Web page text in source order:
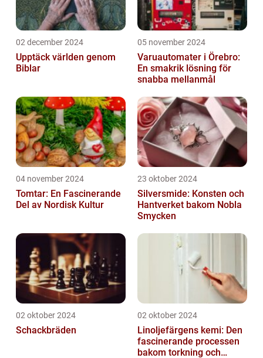
02 december 2024
Upptäck världen genom
Biblar
05 november 2024
Varuautomater i Örebro:
En smakrik lösning för
snabba mellanmål
04 november 2024
Tomtar: En Fascinerande
Del av Nordisk Kultur
23 oktober 2024
Silversmide: Konsten och
Hantverket bakom Nobla
Smycken
02 oktober 2024
Schackbräden
02 oktober 2024
Linoljefärgens kemi: Den
fascinerande processen
bakom torkning och